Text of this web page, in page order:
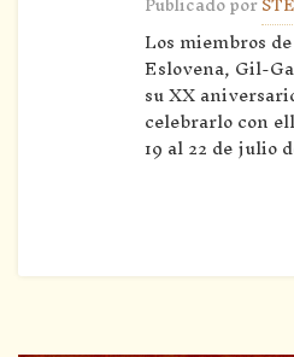
Los miembros
Eslovena, Gil-
su XX
celebrarlo con
19 al 22 de julio